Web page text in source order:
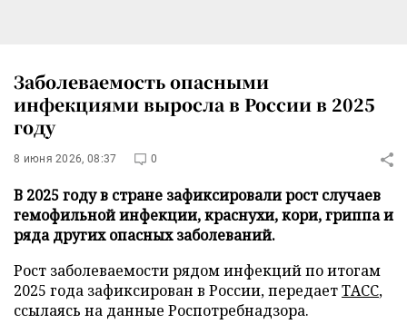
Заболеваемость опасными
инфекциями выросла в России в 2025
году
8 июня 2026, 08:37 0
В 2025 году в стране зафиксировали рост случаев
гемофильной инфекции, краснухи, кори, гриппа и
ряда других опасных заболеваний.
Рост заболеваемости рядом инфекций по итогам
2025 года зафиксирован в России, передаетТАСС,
ссылаясь на данные Роспотребнадзора.